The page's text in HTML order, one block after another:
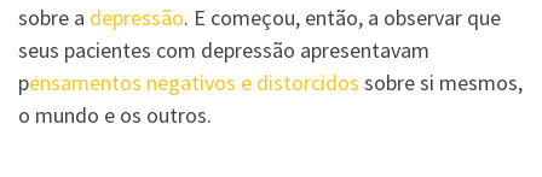
sobre a depressão. E começou, então, a observar que
seus pacientes com depressão apresentavam
pensamentos negativos e distorcidos sobre si mesmos,
o mundo e os outros.